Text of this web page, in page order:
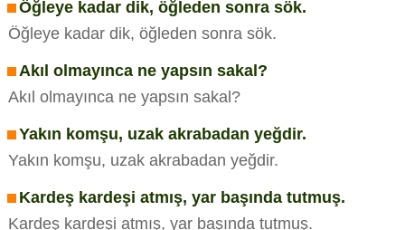
Öğleye kadar dik, öğleden sonra sök.
Öğleye kadar dik, öğleden sonra sök.
Akıl olmayınca ne yapsın sakal?
Akıl olmayınca ne yapsın sakal?
Yakın komşu, uzak akrabadan yeğdir.
Yakın komşu, uzak akrabadan yeğdir.
Kardeş kardeşi atmış, yar başında tutmuş.
Kardeş kardeşi atmış, yar başında tutmuş.